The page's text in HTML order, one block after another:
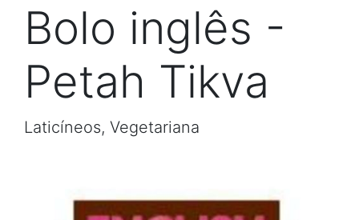
Bolo inglês -
Petah Tikva
Laticíneos, Vegetariana